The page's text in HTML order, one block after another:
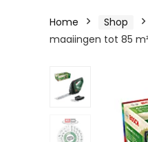
Home Shop
maaiingen tot 85